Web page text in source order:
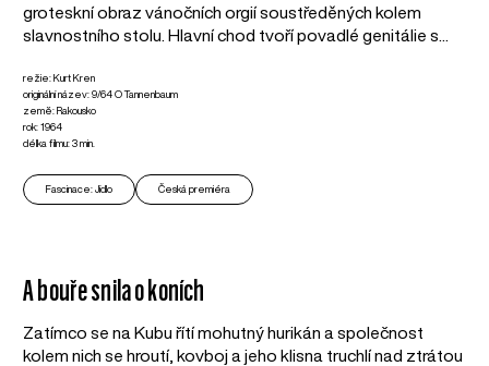
groteskní obraz vánočních orgií soustředěných kolem
slavnostního stolu. Hlavní chod tvoří povadlé genitálie s...
režie: Kurt Kren
originální název: 9/64 O Tannenbaum
země: Rakousko
rok: 1964
délka filmu: 3 min.
Fascinace: Jídlo Česká premiéra
A bouře snila o koních
Zatímco se na Kubu řítí mohutný hurikán a společnost
kolem nich se hroutí, kovboj a jeho klisna truchlí nad ztrátou